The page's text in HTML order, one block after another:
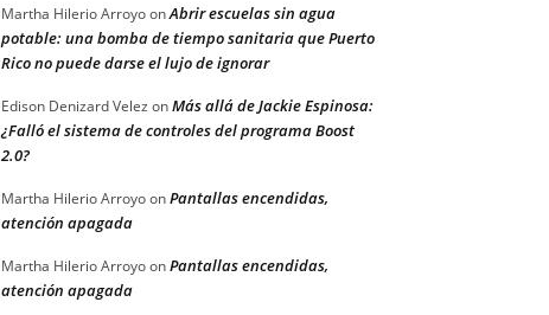
Martha Hilerio ArroyoonAbrir escuelas sin agua
potable: una bomba de tiempo sanitaria que Puerto
Rico no puede darse el lujo de ignorar
Edison Denizard Velez onMás allá de Jackie Espinosa:
¿Falló el sistema de controles del programa Boost
2.0?
Martha Hilerio ArroyoonPantallas encendidas,
atención apagada
Martha Hilerio ArroyoonPantallas encendidas,
atención apagada